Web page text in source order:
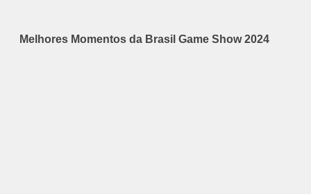
Melhores Momentos da Brasil Game Show 2024